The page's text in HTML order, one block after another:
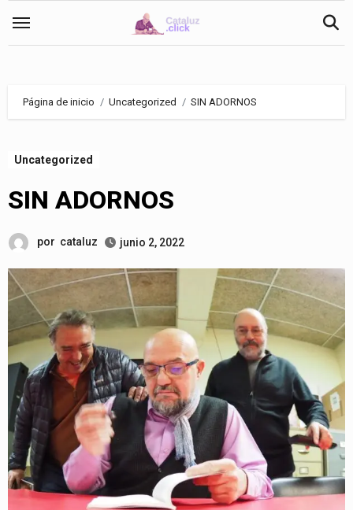
Página de inicio Uncategorized SIN ADORNOS
Uncategorized
SIN ADORNOS
por cataluz junio 2, 2022